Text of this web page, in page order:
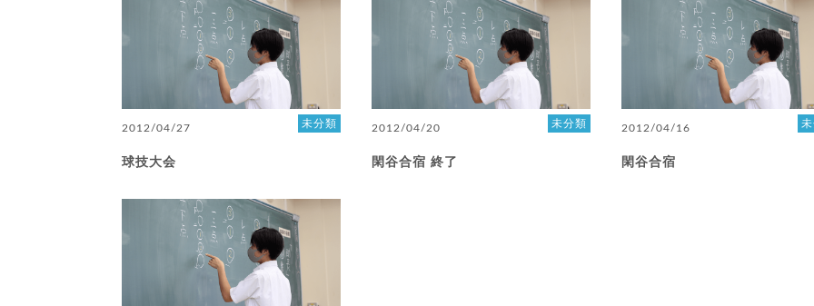
2012/04/27 未分類
球技大会
2012/04/20 未分類
閑谷合宿 終了
2012/04/16
閑谷合宿